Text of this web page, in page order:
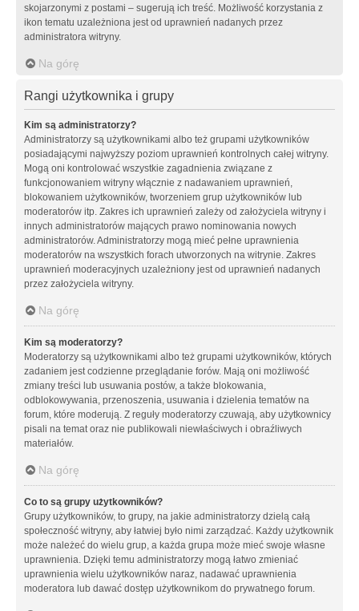
skojarzonymi z postami – sugerują ich treść. Możliwość korzystania z
ikon tematu uzależniona jest od uprawnień nadanych przez
administratora witryny.
Na górę
Rangi użytkownika i grupy
Kim są administratorzy?
Administratorzy są użytkownikami albo też grupami użytkowników
posiadającymi najwyższy poziom uprawnień kontrolnych całej witryny.
Mogą oni kontrolować wszystkie zagadnienia związane z
funkcjonowaniem witryny włącznie z nadawaniem uprawnień,
blokowaniem użytkowników, tworzeniem grup użytkowników lub
moderatorów itp. Zakres ich uprawnień zależy od założyciela witryny i
innych administratorów mających prawo nominowania nowych
administratorów. Administratorzy mogą mieć pełne uprawnienia
moderatorów na wszystkich forach utworzonych na witrynie. Zakres
uprawnień moderacyjnych uzależniony jest od uprawnień nadanych
przez założyciela witryny.
Na górę
Kim są moderatorzy?
Moderatorzy są użytkownikami albo też grupami użytkowników, których
zadaniem jest codzienne przeglądanie forów. Mają oni możliwość
zmiany treści lub usuwania postów, a także blokowania,
odblokowywania, przenoszenia, usuwania i dzielenia tematów na
forum, które moderują. Z reguły moderatorzy czuwają, aby użytkownicy
pisali na temat oraz nie publikowali niewłaściwych i obraźliwych
materiałów.
Na górę
Co to są grupy użytkowników?
Grupy użytkowników, to grupy, na jakie administratorzy dzielą całą
społeczność witryny, aby łatwiej było nimi zarządzać. Każdy użytkownik
może należeć do wielu grup, a każda grupa może mieć swoje własne
uprawnienia. Dzięki temu administratorzy mogą łatwo zmieniać
uprawnienia wielu użytkowników naraz, nadawać uprawnienia
moderatora lub dawać dostęp użytkownikom do prywatnego forum.